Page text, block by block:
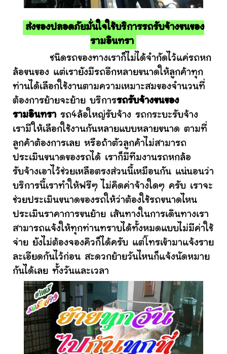
ส่งของปลอดภัยมั่นใจใช้บริการรถรับจ้างขนของ
รามอินทรา
ชนิดรถของทางเราก็ไม่ได้จำกัดไว้แค่รถหก
ล้อขนของ แต่เรายังมีรถอีกหลายขนาดให้ลูกค้าทุก
ท่านได้เลือกใช้งานตามความเหมาะสมของจำนวนที่
ต้องการย้ายจะย้าย บริการรถรับจ้างขนของ
รามอินทรา รถ4ล้อใหญ่รับจ้าง รถกระบะรับจ้าง
เรามีให้เลือกใช้งานกันหลายแบบหลายขนาด ตามที่
ลูกค้าต้องการเลย หรือถ้าตัวลูกค้าไม่สามารถ
ประเมินขนาดของรถได้ เราก็มีทีมงานรถหกล้อ
รับจ้างเอาไว้ช่วยเหลือตรงส่วนนี้เหมือนกัน แน่นอนว่า
บริการนี้เราทำให้ฟรีๆ ไม่คิดค่าจ้างใดๆ ครับ เราจะ
ช่วยประเมินขนาดของรถให้ว่าต้องใช้รถขนาดไหน
ประเมินราคาการขนย้าย เส้นทางในการเดินทางเรา
สามารถแจ้งให้ทุกท่านทราบได้ทั้งหมดแบบไม่มีค่าใช้
จ่าย ยังไม่ต้องจองคิวก็ได้ครับ แต่โทรเข้ามาแจ้งราย
ละเอียดกันไว้ก่อน สะดวกย้ายวันไหนก็แจ้งนัดหมาย
กันได้เลย ทั้งวันและเวลา